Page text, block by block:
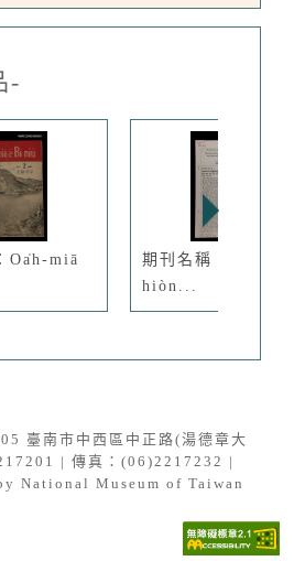
-
Oa̍h-miā
期刊名稱：Hong-
hiòn...
臺南市中西區中正路(湯德章大
| 傳真：(06)2217232 |
National Museum of Taiwan